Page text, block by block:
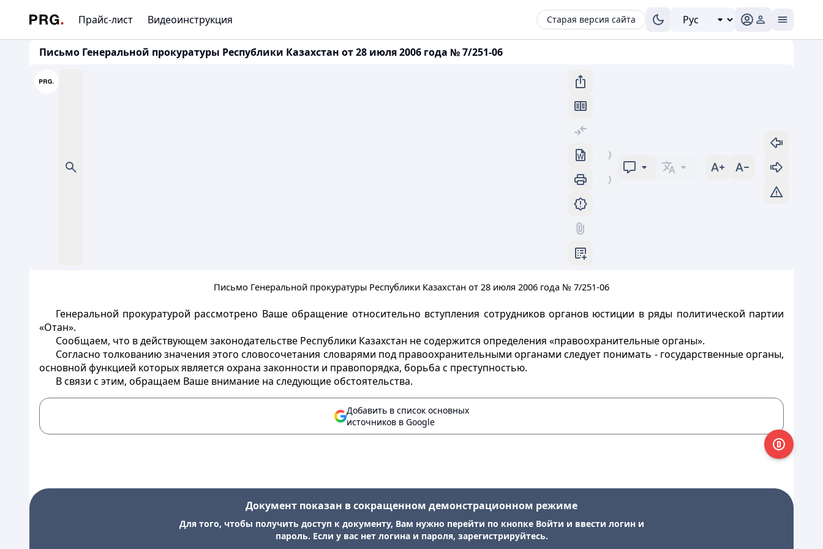
Прайс-лист Видеоинструкция Старая версия сайта
Письмо Генеральной прокуратуры Республики Казахстан от 28 июля 2006 года № 7/251-06
Письмо Генеральной прокуратуры Республики Казахстан от 28 июля 2006 года № 7/251-06
Генеральной прокуратурой рассмотрено Ваше обращение относительно вступления сотрудников органов юстиции в ряды политической партии
«Отан».
Сообщаем, что в действующем законодательстве Республики Казахстан не содержится определения «правоохранительные органы».
Согласно толкованию значения этого словосочетания словарями под правоохранительными органами следует понимать - государственные органы,
основной функцией которых является охрана законности и правопорядка, борьба с преступностью.
В связи с этим, обращаем Ваше внимание на следующие обстоятельства.
Добавить в список основных
источников в Google
Документ показан в сокращенном демонстрационном режиме
Для того, чтобы получить доступ к документу, Вам нужно перейти по кнопке Войти и ввести логин и
пароль. Если у вас нет логина и пароля, зарегистрируйтесь.